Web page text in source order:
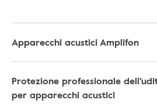
Apparecchi acustici Amplifon
Protezione professionale
per apparecchi acustici